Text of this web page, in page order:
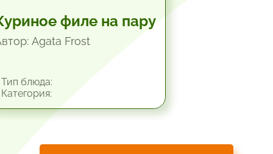
филе на пару
Agata Frost
блюда: